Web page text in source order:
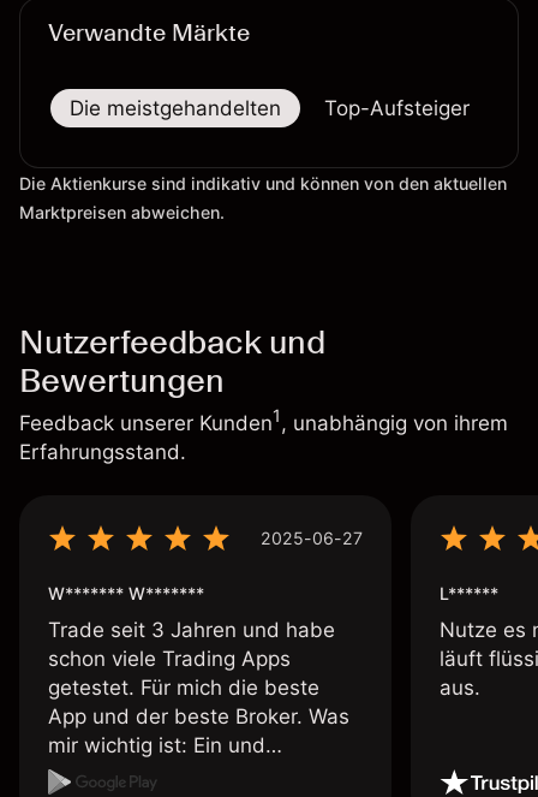
Verwandte Märkte
Die meistgehandelten Top-Aufsteiger
Die Aktienkurse sind indikativ und können von den aktuellen
Marktpreisen abweichen.
Nutzerfeedback und
Bewertungen
Feedback unserer Kunden1, unabhängig von ihrem
Erfahrungsstand.
2025-06-27
W******* W*******
Trade seit 3 Jahren und habe
schon viele Trading Apps
getestet. Für mich die beste
App und der beste Broker. Was
mir wichtig ist: Ein und
Auszahlungen per Kreditkarte
L******
Nutze es
läuft
aus.